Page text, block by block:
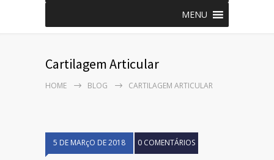
MENU
Cartilagem Articular
HOME BLOG CARTILAGEM ARTICULAR
5 DE MARçO DE 2018 0 COMENTÁRIOS